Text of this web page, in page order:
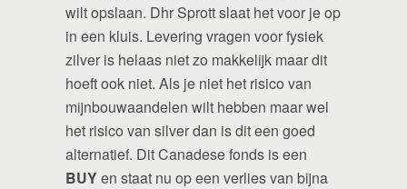
wilt opslaan. Dhr Sprott slaat het voor je op
in een kluis. Levering vragen voor fysiek
zilver is helaas niet zo makkelijk maar dit
hoeft ook niet. Als je niet het risico van
mijnbouwaandelen wilt hebben maar wel
het risico van silver dan is dit een goed
alternatief. Dit Canadese fonds is een
BUYen staat nu op een verlies van bijna